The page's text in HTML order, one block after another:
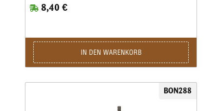
8,40 €
IN DEN WARENKORB
BON288